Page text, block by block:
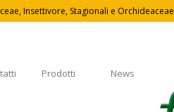
Insettivore, Stagionali e Orchideaceae
Prodotti News